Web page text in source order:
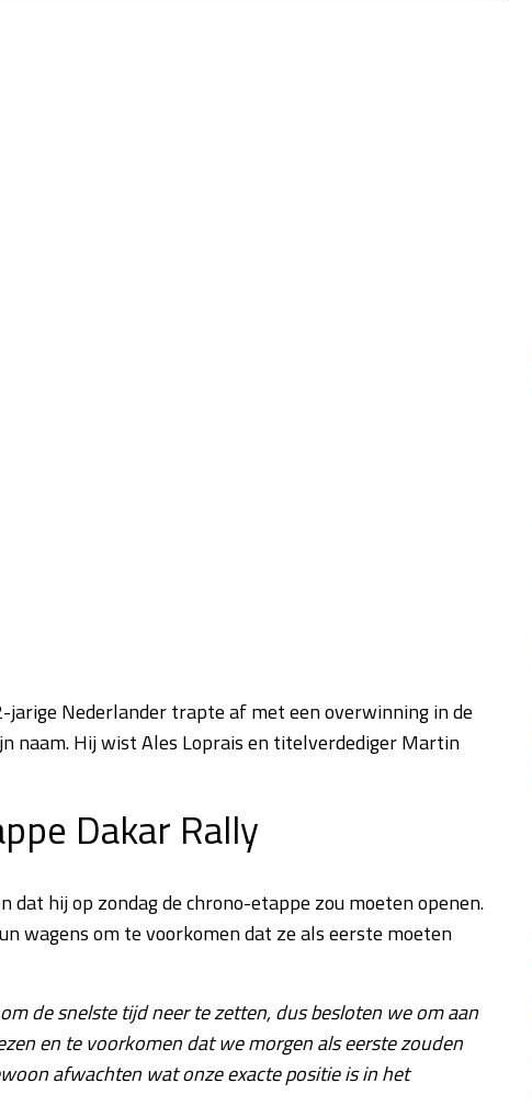
jarige Nederlander trapte af met een overwinning in de
naam. Hij wist Ales Loprais en titelverdediger Martin
Dakar Rally
hij op zondag de chrono-etappe zou moeten openen.
wagens om te voorkomen dat ze als eerste moeten
de snelste tijd neer te zetten, dus besloten we om aan
en te voorkomen dat we morgen als eerste zouden
afwachten wat onze exacte positie is in het